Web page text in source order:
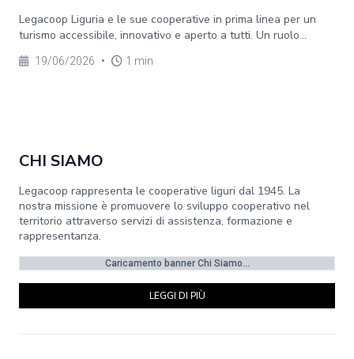
Legacoop Liguria e le sue cooperative in prima linea per un
turismo accessibile, innovativo e aperto a tutti. Un ruolo...
19/06/2026 • 1 min
CHI SIAMO
Legacoop rappresenta le cooperative liguri dal 1945. La
nostra missione è promuovere lo sviluppo cooperativo nel
territorio attraverso servizi di assistenza, formazione e
rappresentanza.
Caricamento banner Chi Siamo...
LEGGI DI PIÙ